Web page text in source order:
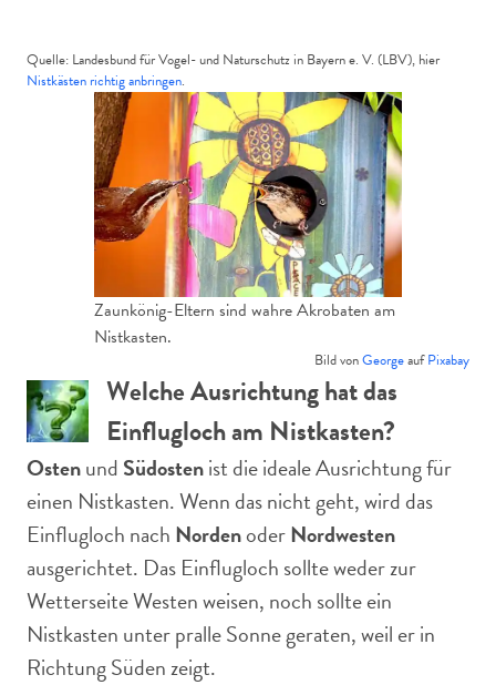
Quelle: Landesbund für Vogel- und Naturschutz in Bayern e. V. (LBV), hier
Nistkästen richtig anbringen.
Zaunkönig-Eltern sind wahre Akrobaten am
Nistkasten.
Bild vonGeorgeaufPixabay
Welche Ausrichtung hat das
Einflugloch am Nistkasten?
Ostenund Südostenist die ideale Ausrichtung für
einen Nistkasten. Wenn das nicht geht, wird das
Einflugloch nach NordenoderNordwesten
ausgerichtet. Das Einflugloch sollte weder zur
Wetterseite Westen weisen, noch sollte ein
Nistkasten unter pralle Sonne geraten, weil er in
Richtung Süden zeigt.